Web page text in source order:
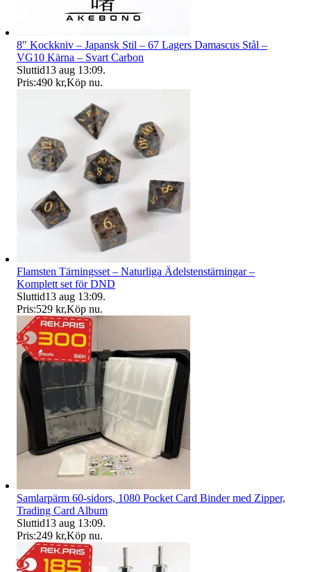
8" Kockkniv – Japansk Stil – 67 Lagers Damascus Stål –
VG10 Kärna – Svart Carbon
Sluttid13 aug 13:09.
Pris:490 kr,Köp nu.
Flamsten Tärningsset – Naturliga Ädelstenstärningar –
Komplett set för DND
Sluttid13 aug 13:09.
Pris:529 kr,Köp nu.
Samlarpärm 60-sidors, 1080 Pocket Card Binder med Zipper,
Trading Card Album
Sluttid13 aug 13:09.
Pris:249 kr,Köp nu.